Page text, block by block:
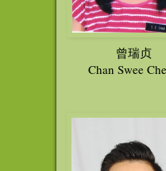
曾瑞贞
Chan Swee